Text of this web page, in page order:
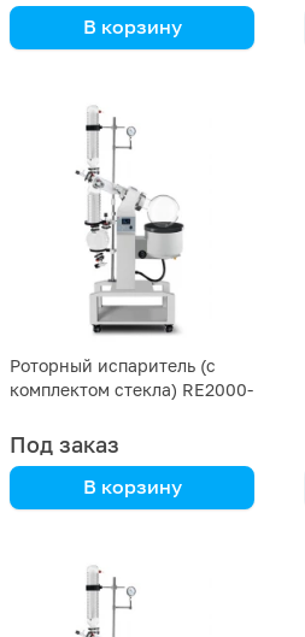
В корзину
Роторный испаритель (с
комплектом стекла) RE2000-
Под заказ
В корзину